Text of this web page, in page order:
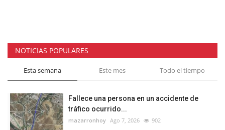
NOTICIAS POPULARES
Esta semana Este mes Todo el tiempo
Fallece una persona en un accidente de
tráfico ocurrido...
mazarronhoy Ago 7, 2026 902